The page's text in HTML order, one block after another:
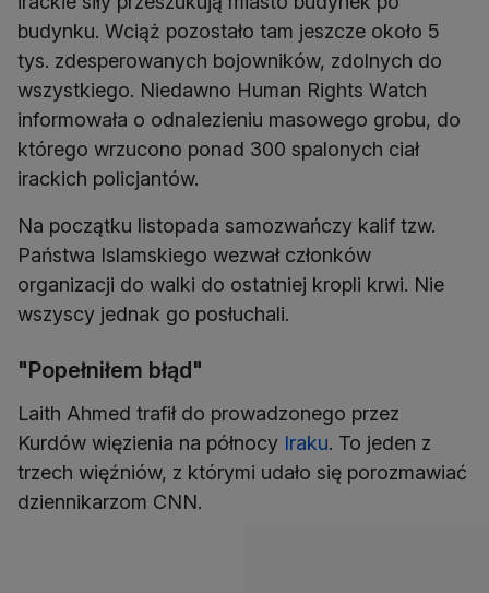
budynku. Wciąż pozostało tam jeszcze około 5
tys. zdesperowanych bojowników, zdolnych do
wszystkiego. Niedawno Human Rights Watch
informowała o odnalezieniu masowego grobu, do
którego wrzucono ponad 300 spalonych ciał
irackich policjantów.
Na początku listopada samozwańczy kalif tzw.
Państwa Islamskiego wezwał członków
organizacji do walki do ostatniej kropli krwi. Nie
wszyscy jednak go posłuchali.
"Popełniłem błąd"
Laith Ahmed trafił do prowadzonego przez
Kurdów więzienia na północy Iraku. To jeden z
trzech więźniów, z którymi udało się porozmawiać
dziennikarzom CNN.